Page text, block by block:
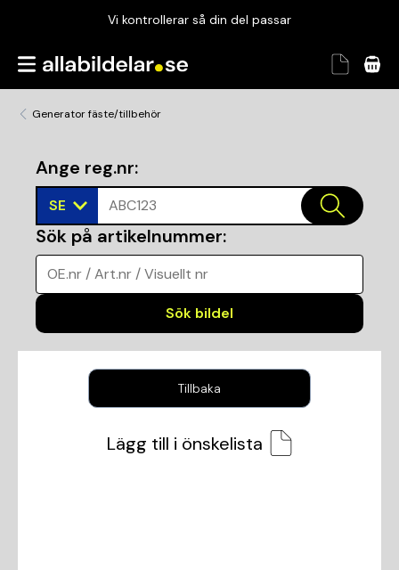
Vi kontrollerar så din del passar
Garanterad passform
Generator fäste/tillbehör
Ange reg.nr:
SE ABC123
Sök på artikelnummer:
OE.nr / Art.nr / Visuellt nr
Sök bildel
Tillbaka
Lägg till i önskelista